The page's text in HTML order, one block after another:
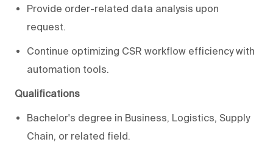
Provide order-related data analysis upon
request.
Continue optimizing CSR workflow efficiency with
automation tools.
Qualifications
Bachelor's degree in Business, Logistics, Supply
Chain, or related field.